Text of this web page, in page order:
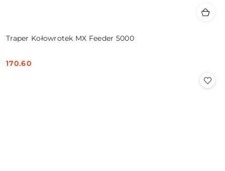
Traper Kołowrotek MX Feeder 5000
Cena:
170.60